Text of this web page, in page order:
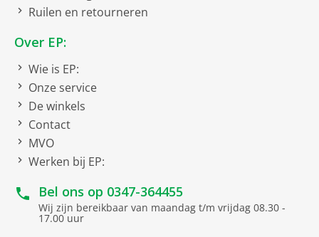
misschien ook echt.
OptiSense Wassysteem
Centrifuge-efficiëntieklasse
Waterverbruik per cyclus
Programmaduur (u:min)
Energieverbruik per 100
49 kWh
Ruilen en retourneren
Over EP:
Wie is EP:
Onze service
De winkels
Contact
MVO
Werken bij EP:
Bel ons op 0347-364455
Wij zijn bereikbaar van maandag t/m vrijdag 08.30 -
17.00 uur